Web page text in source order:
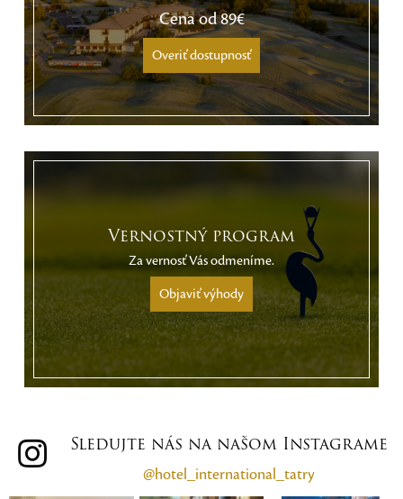
Cena od89€
Overiť dostupnosť
Vernostný program
Za vernosť Vás odmeníme.
Objaviť výhody
Sledujte nás na našom Instagrame
@hotel_international_tatry